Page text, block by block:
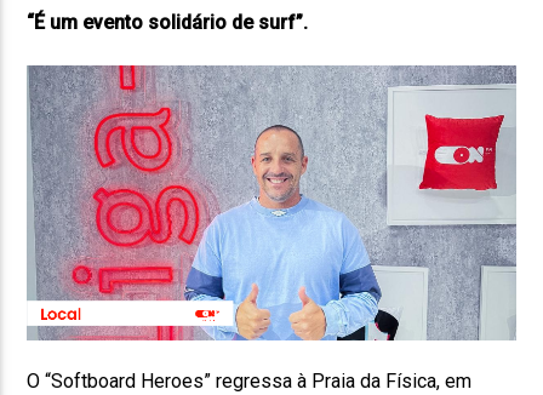
“É um evento solidário de surf”.
O “Softboard Heroes” regressa à Praia da Física, em